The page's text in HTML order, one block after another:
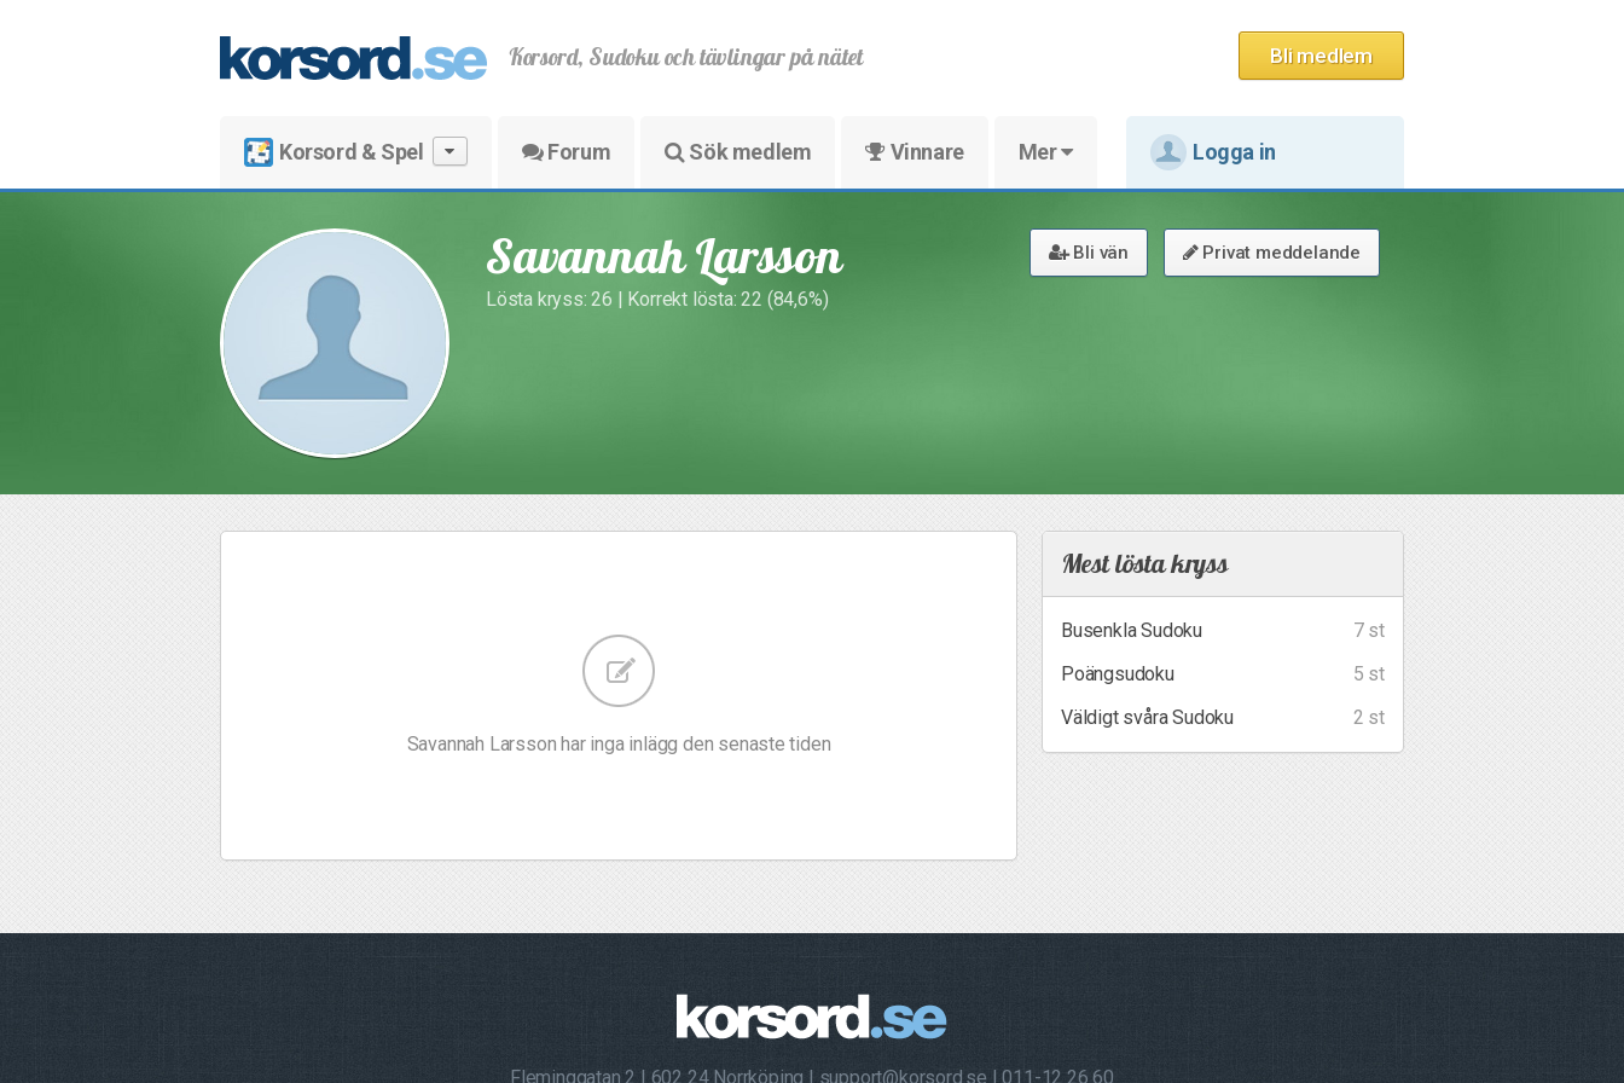
Bli medlem
Korsord, Sudoku och tävlingar på nätet
Korsord & Spel Forum Sök medlem Vinnare Mer Logga in
Savannah Larsson
Lösta kryss: 26 | Korrekt lösta: 22 (84,6%)
Bli vän Privat meddelande
Savannah Larsson har inga inlägg den senaste tiden
Mest lösta kryss
Busenkla Sudoku
7 st
Poängsudoku
5 st
Väldigt svåra Sudoku
2 st
Fleminggatan 2 602 24 Norrköping support@korsord.se 011-12 26 60